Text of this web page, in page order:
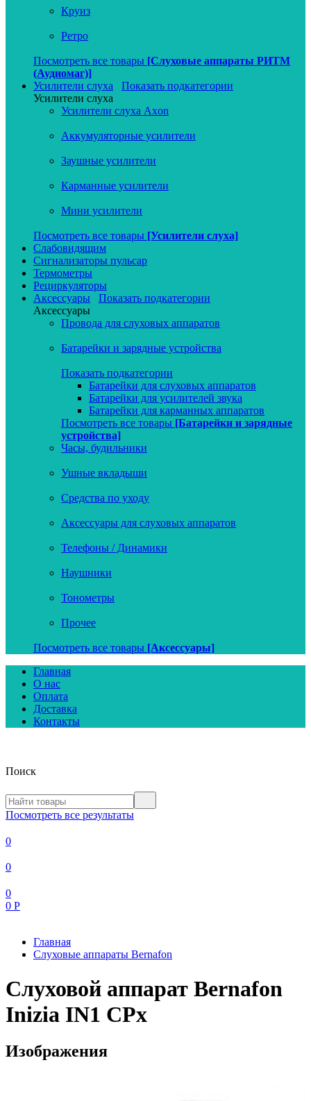
Круиз
Ретро
Посмотреть все товары [Слуховые аппараты РИТМ
(Аудиомаг)]
Усилители слуха
Показать подкатегории
Усилители слуха
Усилители слуха Axon
Аккумуляторные усилители
Заушные усилители
Карманные усилители
Мини усилители
Посмотреть все товары [Усилители слуха]
Слабовидящим
Сигнализаторы пульсар
Термометры
Рециркуляторы
Аксессуары
Показать подкатегории
Аксессуары
Провода для слуховых аппаратов
Батарейки и зарядные устройства
Показать подкатегории
Батарейки для слуховых аппаратов
Батарейки для усилителей звука
Батарейки для карманных аппаратов
Посмотреть все товары [Батарейки и зарядные
устройства]
Часы, будильники
Ушные вкладыши
Средства по уходу
Аксессуары для слуховых аппаратов
Телефоны / Динамики
Наушники
Тонометры
Прочее
Посмотреть все товары [Аксессуары]
Главная
О нас
Оплата
Доставка
Контакты
Поиск
Посмотреть все результаты
0
0
0
0 Р
Главная
Слуховые аппараты Bernafon
Слуховой аппарат Bernafon
Inizia IN1 CPx
Изображения